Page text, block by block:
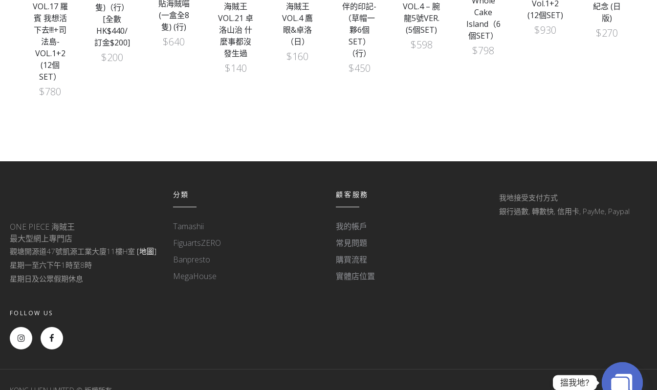
VOL.17 羅
賓 我想活
下去!!!+司
法島-
VOL.1+2
(12個
SET）
$780
隻)（行）
[全數
HK$440/
訂金$200]
$200
貼海賊喵
(一盒全8
隻) (行)
$640
海賊王
VOL.21 卓
洛山治 什
麼事都沒
發生過
$140
海賊王
VOL.4 鷹
眼&卓洛
（日）
$160
伴的印記-
（草帽一
夥6個
SET）
（行）
$450
VOL.4 – 腕
龍5號VER.
(5個SET)
$598
Cake
Island（6
個SET）
$798
Vol.1+2
(12個SET)
$930
紀念 (日
版)
$270
ONE PIECE 海賊王
最大型網上專門店
觀塘開源道47號凱源工業大廈11樓H室 [地圖]
星期一至六下午1時至8時
星期日及公眾假期休息
FOLLOW US
分類
Tamashii
FiguartsZERO
Banpresto
MegaHouse
顧客服務
我的帳戶
常見問題
購買流程
實體店位置
我地接受支付方式
銀行過數, 轉數快, 信用卡, PayMe, Paypal
搵我地?